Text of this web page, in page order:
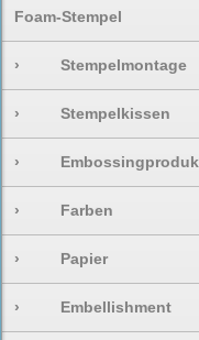
Foam-Stempel
› Stempelmontage
› Stempelkissen
›
› Farben
› Papier
› Embellishment